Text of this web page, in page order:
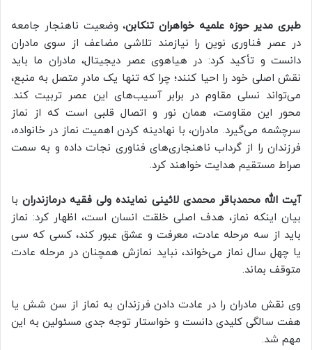
طبری مدیر حوزه علمیه خواهران تنکابن، وضعیت ناهنجار جامعه
در عصر فناوری نوین را نیازمند تلاشی مضاعف از سوی مادران
دانست و تأکید کرد: در هیاهوی عصر دیجیتال، مادران ما باید
نقش اصلی خود را احیا کنند؛ چرا که تنها یک مادرِ متصل به منبع،
می‌تواند نسلی مقاوم در برابر آسیب‌های این عصر تربیت کند.
محور این مقاومت، همان نور و اتصال قلبی است که از نماز
سرچشمه می‌گیرد. مادران، با نهادینه کردن اهمیت نماز در خانواده،
فرزندان را از گرداب ناهنجاری‌های فناوری نجات داده و به سمت
صراط مستقیم هدایت خواهند کرد.
آیت الله محمدباقر محمدی لائینی نماینده ولی فقیه درمازندرانبا
بیان اینکه نماز، هدف اصلی خلقت انسان است، اظهار کرد: نماز
باید از سه مرحله عادت، معرفت و عشق عبور کند، کسی که سی
یا چهل سال نماز می‌خواند، نباید نمازش همچنان در مرحله عادت
متوقف بماند.
وی نقش مادران را در عادت دادن فرزندان به نماز از سن شش یا
هفت سالگی کلیدی دانست و خواستار توجه جدی مسئولین به این
مهم شد.